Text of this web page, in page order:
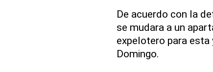
De acuerdo con la
se mudara a un
expelotero para esta
Domingo.